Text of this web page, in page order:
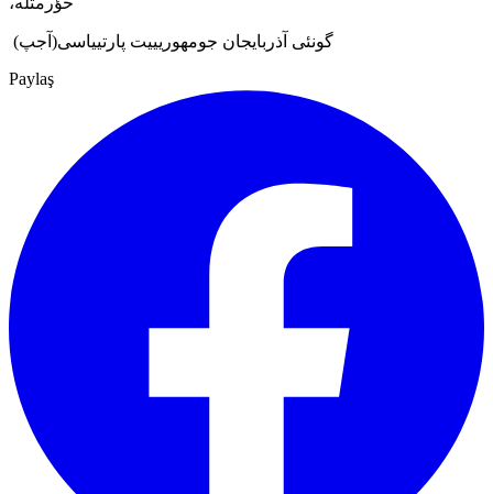
گونئی آذربایجان جومهوریییت پارتییاسی(آجپ)
Paylaş